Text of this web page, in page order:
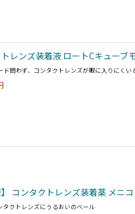
レンズ装着液 ロートCキューブ
ド問わず、コンタクトレンズが眼に入りにくい
】 コンタクトレンズ装着薬 メニ
タクトレンズにうるおいのベール